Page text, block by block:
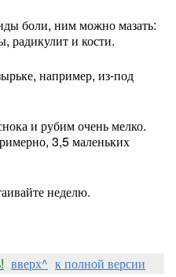
боли, ним можно мазать:
радикулит и кости.
например, из-под
и рубим очень мелко.
3,5 маленьких
неделю.
вверх^ к полной версии